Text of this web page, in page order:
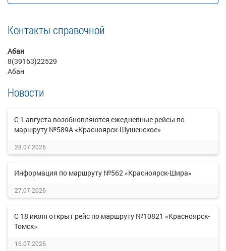
Контакты справочной
Абан
8(39163)22529
Абан
Новости
С 1 августа возобновляются ежедневные рейсы по
маршруту №589А «Красноярск-Шушенское»
28.07.2026
Информация по маршруту №562 «Красноярск-Шира»
27.07.2026
С 18 июля открыт рейс по маршруту №10821 «Красноярск-
Томск»
16.07.2026